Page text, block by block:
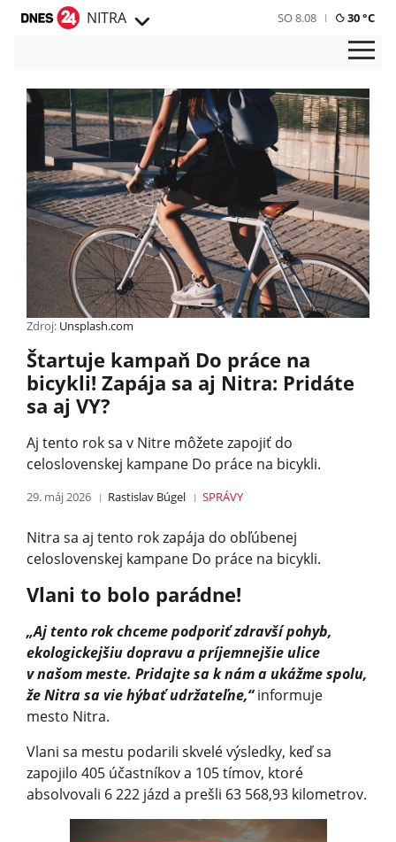
NITRA SO 8.08 30 °C
Zdroj: Unsplash.com
Štartuje kampaň Do práce na
bicykli! Zapája sa aj Nitra: Pridáte
sa aj VY?
Aj tento rok sa v Nitre môžete zapojiť do
celoslovenskej kampane Do práce na bicykli.
29. máj 2026 Rastislav Búgel SPRÁVY
Nitra sa aj tento rok zapája do obľúbenej
celoslovenskej kampane Do práce na bicykli.
Vlani to bolo parádne!
„Aj tento rok chceme podporiť zdravší pohyb,
ekologickejšiu dopravu a príjemnejšie ulice
v našom meste. Pridajte sa k nám a ukážme spolu,
že Nitra sa vie hýbať udržateľne,“informuje
mesto Nitra.
Vlani sa mestu podarili skvelé výsledky, keď sa
zapojilo 405 účastníkov a 105 tímov, ktoré
absolvovali 6 222 jázd a prešli 63 568,93 kilo­metrov.